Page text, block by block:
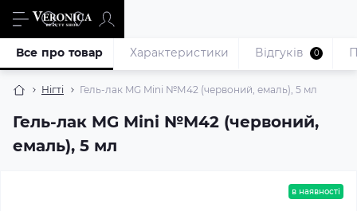
Нігті Гель-лак MG Mini №М42 (червоний, емаль), 5 мл
Гель-лак MG Mini №М42 (червоний,
емаль), 5 мл
Все про товар Характеристики Відгуків 0
в наявності